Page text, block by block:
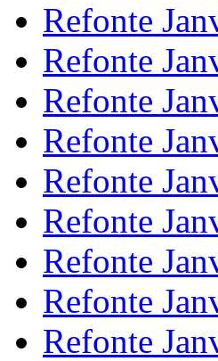
Refonte
Refonte
Refonte
Refonte
Refonte
Refonte
Refonte
Refonte
Refonte